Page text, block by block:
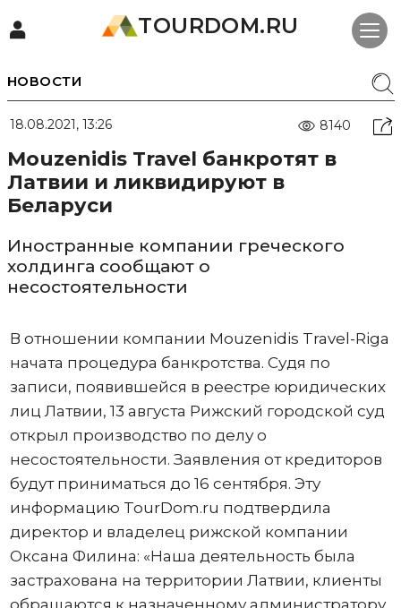
TOURDOM.RU
НОВОСТИ
18.08.2021, 13:26 8140
Mouzenidis Travel банкротят в
Латвии и ликвидируют в
Беларуси
Иностранные компании греческого
холдинга сообщают о
несостоятельности
В отношении компании Mouzenidis Travel-Riga
начата процедура банкротства. Судя по
записи, появившейся в реестре юридических
лиц Латвии, 13 августа Рижский городской суд
открыл производство по делу о
несостоятельности. Заявления от кредиторов
будут приниматься до 16 сентября. Эту
информацию TourDom.ru подтвердила
директор и владелец рижской компании
Оксана Филина: «Наша деятельность была
застрахована на территории Латвии, клиенты
обращаются к назначенному администратору